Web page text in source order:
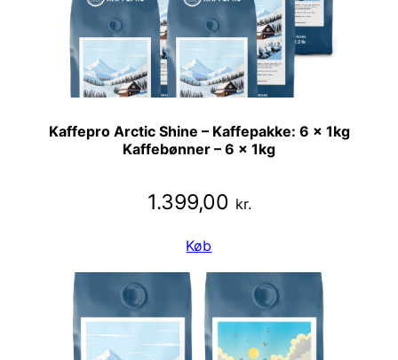
Kaffepro Arctic Shine – Kaffepakke: 6 x 1kg
Kaffebønner – 6 x 1kg
1.399,00 kr.
Køb